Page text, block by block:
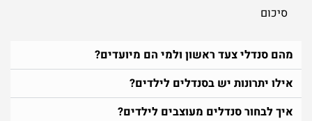
סיכום
מהם סנדלי צעד ראשון ולמי הם מיועדים?
אילו יתרונות יש בסנדלים לילדים?
איך לבחור סנדלים מעוצבים לילדים?